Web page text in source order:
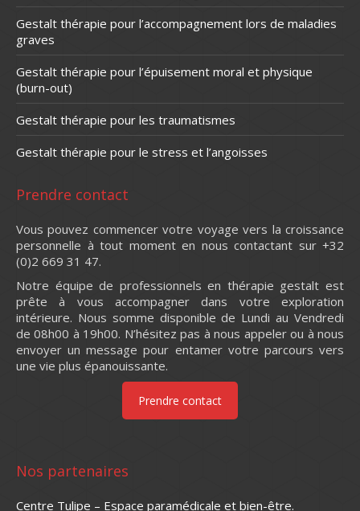
Gestalt thérapie pour l’accompagnement lors de maladies
graves
Gestalt thérapie pour l’épuisement moral et physique
(burn-out)
Gestalt thérapie pour les traumatismes
Gestalt thérapie pour le stress et l’angoisses
Prendre contact
Vous pouvez commencer votre voyage vers la croissance
personnelle à tout moment en nous contactant sur +32
(0)2 669 31 47.
Notre équipe de professionnels en thérapie gestalt est
prête à vous accompagner dans votre exploration
intérieure. Nous somme disponible de Lundi au Vendredi
de 08h00 à 19h00. N’hésitez pas à nous appeler ou à nous
envoyer un message pour entamer votre parcours vers
une vie plus épanouissante.
Prendre contact
Nos partenaires
Centre Tulipe – Espace paramédicale et bien-être.